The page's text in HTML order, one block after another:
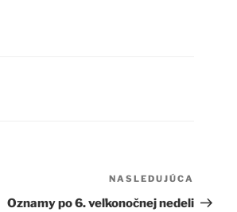
článok
NASLEDUJÚCA
Oznamy po 6. veľkonočnej nedeli